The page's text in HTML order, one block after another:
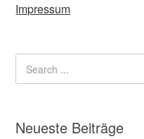
Impressum
Neueste Beiträge